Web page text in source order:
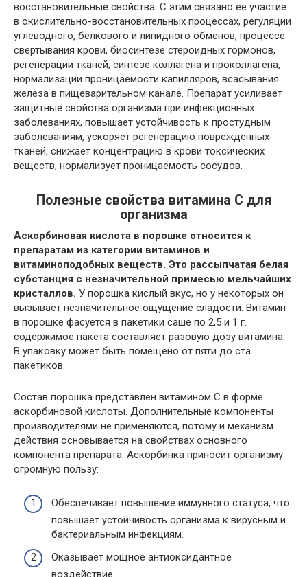
восстановительные свойства. С этим связано ее участие
в окислительно-восстановительных процессах, регуляции
углеводного, белкового и липидного обменов, процессе
свертывания крови, биосинтезе стероидных гормонов,
регенерации тканей, синтезе коллагена и проколлагена,
нормализации проницаемости капилляров, всасывания
железа в пищеварительном канале. Препарат усиливает
защитные свойства организма при инфекционных
заболеваниях, повышает устойчивость к простудным
заболеваниям, ускоряет регенерацию поврежденных
тканей, снижает концентрацию в крови токсических
веществ, нормализует проницаемость сосудов.
Полезные свойства витамина С для
организма
Аскорбиновая кислота в порошке относится к
препаратам из категории витаминов и
витаминоподобных веществ. Это рассыпчатая белая
субстанция с незначительной примесью мельчайших
кристаллов. У порошка кислый вкус, но у некоторых он
вызывает незначительное ощущение сладости. Витамин
в порошке фасуется в пакетики саше по 2,5 и 1 г.
содержимое пакета составляет разовую дозу витамина.
В упаковку может быть помещено от пяти до ста
пакетиков.
Состав порошка представлен витамином С в форме
аскорбиновой кислоты. Дополнительные компоненты
производителями не применяются, потому и механизм
действия основывается на свойствах основного
компонента препарата. Аскорбинка приносит организму
огромную пользу:
Обеспечивает повышение иммунного статуса, что
повышает устойчивость организма к вирусным и
бактериальным инфекциям.
Оказывает мощное антиоксидантное
воздействие.